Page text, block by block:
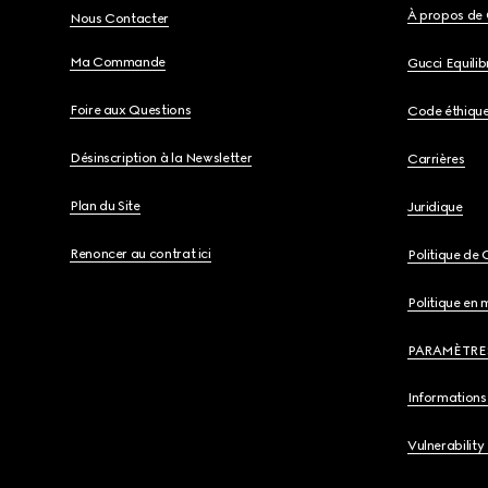
Nous Contacter
Ma Commande
Foire aux Questions
Désinscription à la Newsletter
Plan du Site
Renoncer au contrat ici
À propos de
Gucci
Code
Carrières
Juridique
Politique de
Politique en
Informations
Vulnerability